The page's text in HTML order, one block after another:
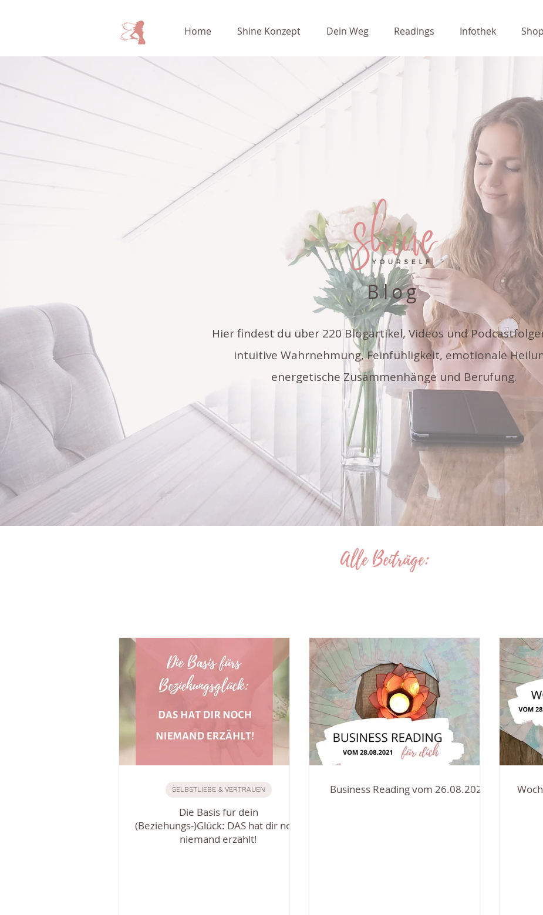
Home Shine Konzept Dein Weg Readings Infothek Shop
Blog
Hier findest du über 220 Blogartikel, Videos und
intuitive Wahrnehmung, Feinfühligkeit, emotionale
energetische Zusammenhänge und Berufung.
Alle Beiträge:
Die Basis für dein
(Beziehungs-)Glück: DAS hat dir noch
niemand erzählt!
SELBSTLIEBE & VERTRAUEN Business Reading vom 26.08.2021